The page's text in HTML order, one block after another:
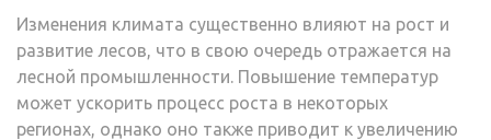
Изменения климата существенно влияют на рост и
развитие лесов, что в свою очередь отражается на
лесной промышленности. Повышение температур
может ускорить процесс роста в некоторых
регионах, однако оно также приводит к увеличению